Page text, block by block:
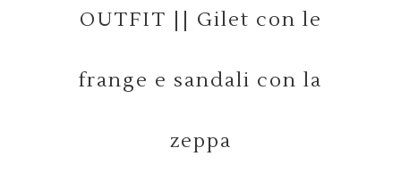
OUTFIT || Gilet con le
frange e sandali con la
zeppa